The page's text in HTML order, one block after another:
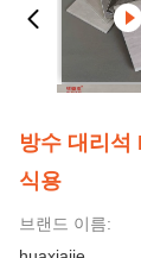
방수 대리석
식용
브랜드 이름: